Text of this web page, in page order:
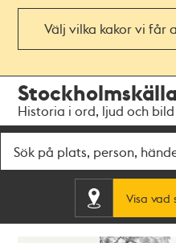
Välj vilka kakor vi får
navigationen
huvudinnehållet
Historia i ord, ljud och bild
Visa vad